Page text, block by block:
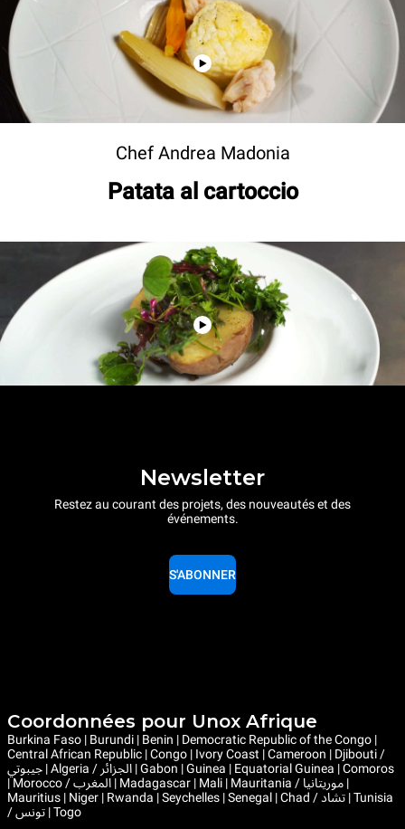
Chef Andrea Madonia
Patata al cartoccio
Newsletter
Restez au courant des projets, des nouveautés et des
événements.
S'ABONNER
Coordonnées pour Unox Afrique
Burkina Faso | Burundi | Benin | Democratic Republic of the Congo |
Central African Republic | Congo | Ivory Coast | Cameroon | Djibouti /
جيبوتي | Algeria / الجزائر | Gabon | Guinea | Equatorial Guinea | Comoros
| Morocco / المغرب | Madagascar | Mali | Mauritania / موريتانيا |
Mauritius | Niger | Rwanda | Seychelles | Senegal | Chad / تشاد | Tunisia
/ تونس | Togo